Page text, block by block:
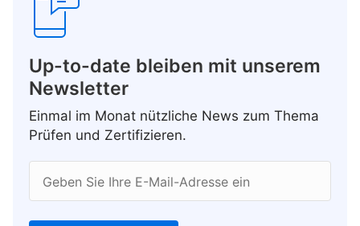
Up-to-date bleiben mit unserem
Newsletter
Einmal im Monat nützliche News zum Thema
Prüfen und Zertifizieren.
Geben Sie Ihre E-Mail-Adresse ein